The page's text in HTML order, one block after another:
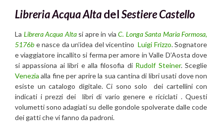
Libreria Acqua AltadelSestiere Castello
La Librera Acqua Altasi apre in via C. Longa Santa Maria Formosa,
5176b e nasce da un’idea del vicentino Luigi Frizzo. Sognatore
e viaggiatore incallito si ferma per amore in Valle D’Aosta dove
si appassiona ai libri e alla filosofia di Rudolf Steiner. Sceglie
Venezia alla fine per aprire la sua cantina di libri usati dove non
esiste un catalogo digitale. Ci sono solo dei cartellini con
indicati i prezzi dei libri di vario genere e riciclati . Questi
volumetti sono adagiati su delle gondole spolverate dalle code
dei gatti che vi fanno da padroni.